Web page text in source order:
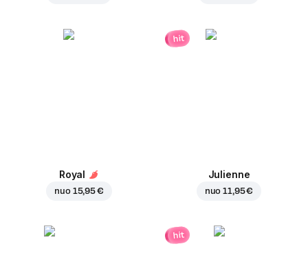
Royal
nuo 15,95 €
hit
Julienne
nuo11,95 €
hit